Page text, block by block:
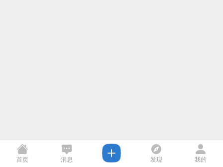
首页 消息 发现 我的